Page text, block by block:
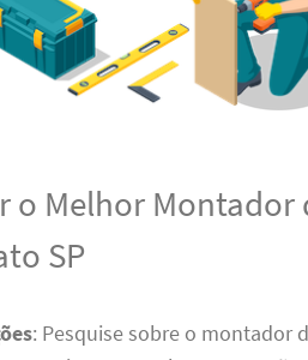
o Melhor Montador
SP
: Pesquise sobre o montador